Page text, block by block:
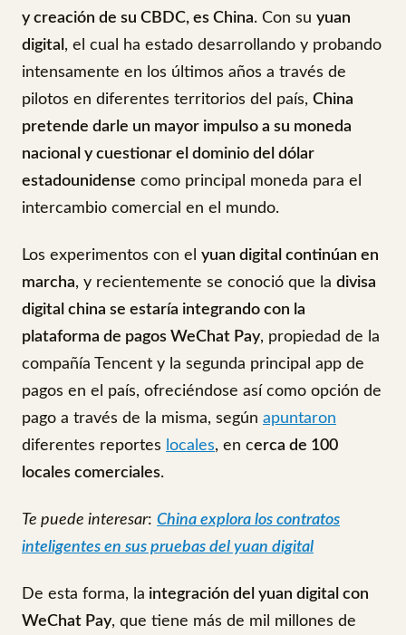
y creación de su CBDC, es China. Con su yuan
digital , el cual ha estado desarrollando y probando
intensamente en los últimos años a través de
pilotos en diferentes territorios del país, China
pretende darle un mayor impulso a su moneda
nacional y cuestionar el dominio del dólar
estadounidense como principal moneda para el
intercambio comercial en el mundo.
Los experimentos con el yuan digital continúan en
marcha, y recientemente se conoció que la divisa
digital china se estaría integrando con la
plataforma de pagos WeChat Pay, propiedad de la
compañía Tencent y la segunda principal app de
pagos en el país, ofreciéndose así como opción de
pago a través de la misma, según apuntaron
diferentes reportes locales, en cerca de 100
locales comerciales.
Te puede interesar: China explora los contratos
inteligentes en sus pruebas del yuan digital
De esta forma, la integración del yuan digital con
WeChat Pay, que tiene más de mil millones de